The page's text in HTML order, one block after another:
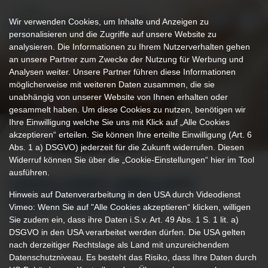
PALLIATIVVERSORGUNG
SAPV
Wir verwenden Cookies, um Inhalte und Anzeigen zu
personalisieren und die Zugriffe auf unsere Website zu
analysieren. Die Informationen zu Ihrem Nutzerverhalten gehen
an unsere Partner zum Zwecke der Nutzung für Werbung und
Analysen weiter. Unsere Partner führen diese Informationen
möglicherweise mit weiteren Daten zusammen, die sie
unabhängig von unserer Website von Ihnen erhalten oder
gesammelt haben. Um diese Cookies zu nutzen, benötigen wir
Ihre Einwilligung welche Sie uns mit Klick auf „Alle Cookies
akzeptieren“ erteilen. Sie können Ihre erteilte Einwilligung (Art. 6
Abs. 1 a) DSGVO) jederzeit für die Zukunft widerrufen. Diesen
Widerruf können Sie über die „Cookie-Einstellungen“ hier im Tool
ausführen.
Hinweis auf Datenverarbeitung in den USA durch Videodienst
Vimeo: Wenn Sie auf "Alle Cookies akzeptieren“ klicken, willigen
Sie zudem ein, dass ihre Daten i.S.v. Art. 49 Abs. 1 S. 1 lit. a)
DSGVO in den USA verarbeitet werden dürfen. Die USA gelten
nach derzeitiger Rechtslage als Land mit unzureichendem
Datenschutzniveau. Es besteht das Risiko, dass Ihre Daten durch